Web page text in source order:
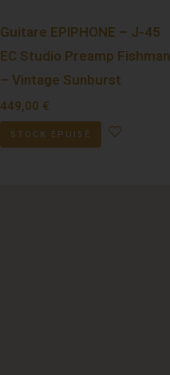
Guitare EPIPHONE – J-45
EC Studio Preamp Fishman
– Vintage Sunburst
449,00 €
STOCK ÉPUISÉ